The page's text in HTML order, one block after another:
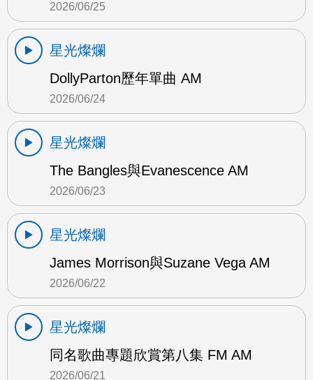
2026/06/25
星光燦爛
DollyParton歷年單曲 AM
2026/06/24
星光燦爛
The Bangles與Evanescence AM
2026/06/23
星光燦爛
James Morrison與Suzane Vega AM
2026/06/22
星光燦爛
同名歌曲專題欣賞第八集 FM AM
2026/06/21